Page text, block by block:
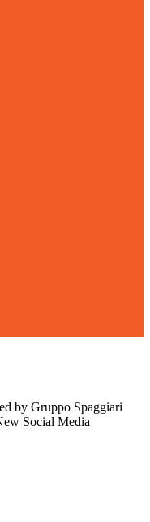
by Gruppo Spaggiari
Social Media